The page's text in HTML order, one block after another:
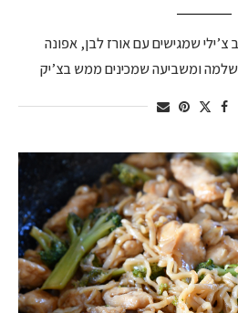
שמגישים עם אורז לבן, אפונה
ומשביעה שמכינים ממש בצ’יק